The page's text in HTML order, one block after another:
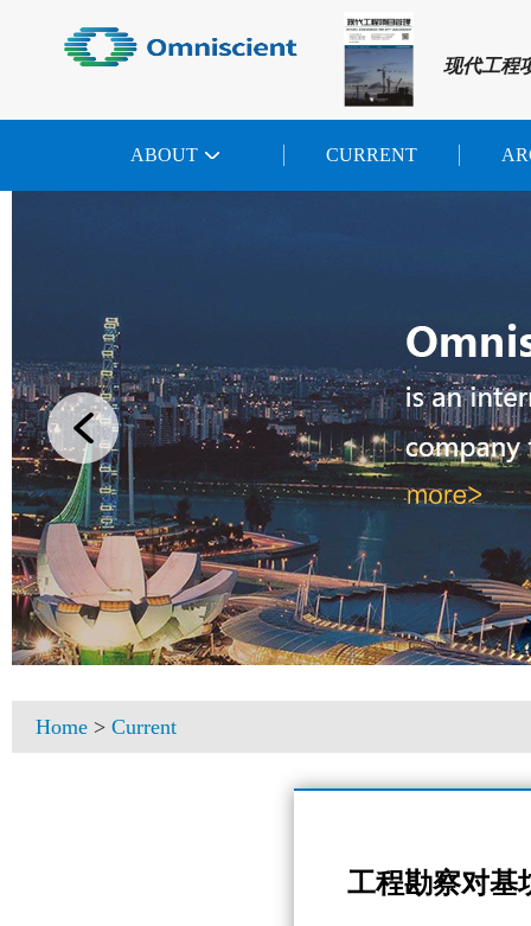
现代工程
ABOUT CURRENT
Home > Current
工程勘察对基